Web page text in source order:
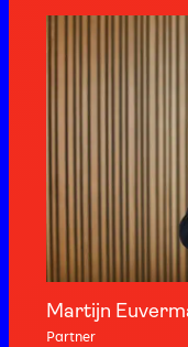
Martijn
Partner